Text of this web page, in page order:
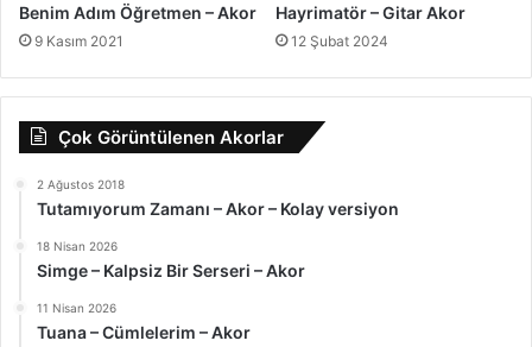
Benim Adım Öğretmen – Akor
9 Kasım 2021
Hayrimatör – Gitar Akor
12 Şubat 2024
Çok Görüntülenen Akorlar
2 Ağustos 2018
Tutamıyorum Zamanı – Akor – Kolay versiyon
18 Nisan 2026
Simge – Kalpsiz Bir Serseri – Akor
11 Nisan 2026
Tuana – Cümlelerim – Akor